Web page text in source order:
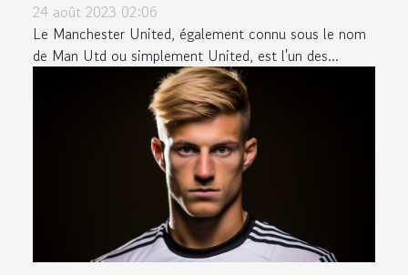
24 août 2023 02:06
Le Manchester United, également connu sous le nom
de Man Utd ou simplement United, est l'un des...